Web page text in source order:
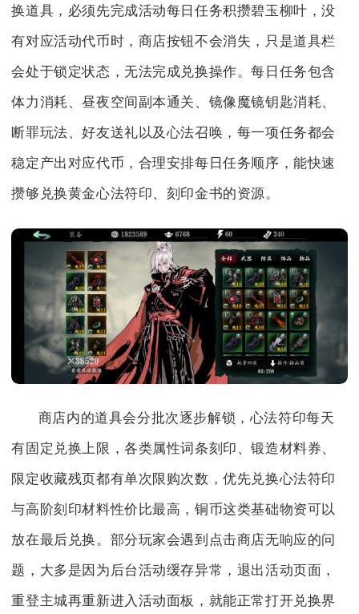
换道具，必须先完成活动每日任务积攒碧玉柳叶，没
有对应活动代币时，商店按钮不会消失，只是道具栏
会处于锁定状态，无法完成兑换操作。每日任务包含
体力消耗、昼夜空间副本通关、镜像魔镜钥匙消耗、
断罪玩法、好友送礼以及心法召唤，每一项任务都会
稳定产出对应代币，合理安排每日任务顺序，能快速
攒够兑换黄金心法符印、刻印金书的资源。
商店内的道具会分批次逐步解锁，心法符印每天
有固定兑换上限，各类属性词条刻印、锻造材料券、
限定收藏残页都有单次限购次数，优先兑换心法符印
与高阶刻印材料性价比最高，铜币这类基础物资可以
放在最后兑换。部分玩家会遇到点击商店无响应的问
题，大多是因为后台活动缓存异常，退出活动页面，
重登主城再重新进入活动面板，就能正常打开兑换界